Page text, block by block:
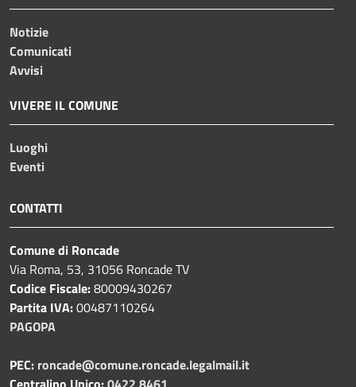
Notizie
Comunicati
Avvisi
VIVERE IL COMUNE
Luoghi
Eventi
CONTATTI
Comune di Roncade
Via Roma, 53, 31056 Roncade TV
Codice Fiscale:80009430267
Partita IVA:00487110264
PAGOPA
PEC: roncade@comune.roncade.legalmail.it